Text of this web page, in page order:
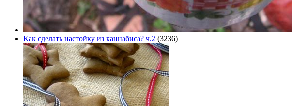
Как сделать настойку из каннабиса? ч.2 (3236)